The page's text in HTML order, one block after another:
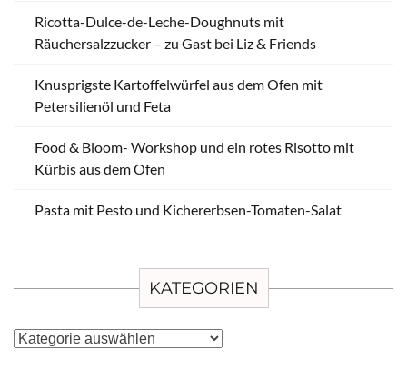
Ricotta-Dulce-de-Leche-Doughnuts mit
Räuchersalzzucker – zu Gast bei Liz & Friends
Knusprigste Kartoffelwürfel aus dem Ofen mit
Petersilienöl und Feta
Food & Bloom- Workshop und ein rotes Risotto mit
Kürbis aus dem Ofen
Pasta mit Pesto und Kichererbsen-Tomaten-Salat
KATEGORIEN
Kategorien